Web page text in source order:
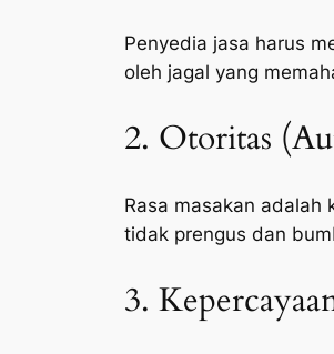
Penyedia jasa harus
oleh jagal yang
2. Otoritas
Rasa masakan adalah
tidak prengus dan
3.